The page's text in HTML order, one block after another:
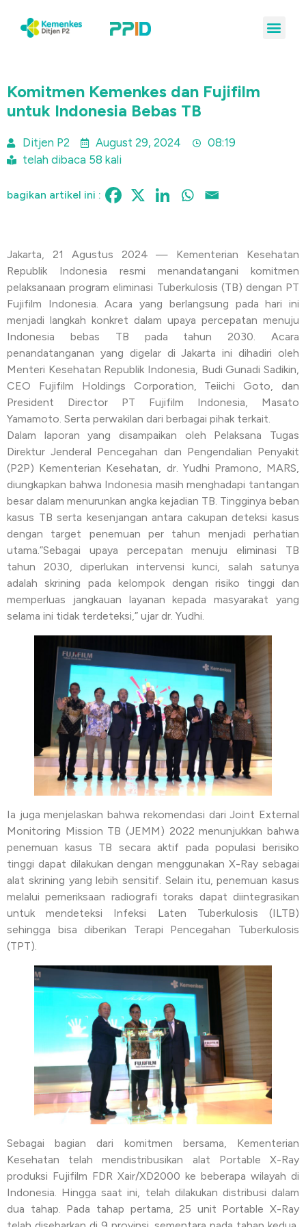
Komitmen Kemenkes dan Fujifilm
untuk Indonesia Bebas TB
Ditjen P2 August 29, 2024
08:19
telah dibaca 58 kali
bagikan artikel ini :
Jakarta, 21 Agustus 2024 — Kementerian Kesehatan
Republik Indonesia resmi menandatangani komitmen
pelaksanaan program eliminasi Tuberkulosis (TB) dengan PT
Fujifilm Indonesia. Acara yang berlangsung pada hari ini
menjadi langkah konkret dalam upaya percepatan menuju
Indonesia bebas TB pada tahun 2030. Acara
penandatanganan yang digelar di Jakarta ini dihadiri oleh
Menteri Kesehatan Republik Indonesia, Budi Gunadi Sadikin,
CEO Fujifilm Holdings Corporation, Teiichi Goto, dan
President Director PT Fujifilm Indonesia, Masato
Yamamoto. Serta perwakilan dari berbagai pihak terkait.
Dalam laporan yang disampaikan oleh Pelaksana Tugas
Direktur Jenderal Pencegahan dan Pengendalian Penyakit
(P2P) Kementerian Kesehatan, dr. Yudhi Pramono, MARS,
diungkapkan bahwa Indonesia masih menghadapi tantangan
besar dalam menurunkan angka kejadian TB. Tingginya beban
kasus TB serta kesenjangan antara cakupan deteksi kasus
dengan target penemuan per tahun menjadi perhatian
utama.”Sebagai upaya percepatan menuju eliminasi TB
tahun 2030, diperlukan intervensi kunci, salah satunya
adalah skrining pada kelompok dengan risiko tinggi dan
memperluas jangkauan layanan kepada masyarakat yang
selama ini tidak terdeteksi,” ujar dr. Yudhi.
Ia juga menjelaskan bahwa rekomendasi dari Joint External
Monitoring Mission TB (JEMM) 2022 menunjukkan bahwa
penemuan kasus TB secara aktif pada populasi berisiko
tinggi dapat dilakukan dengan menggunakan X-Ray sebagai
alat skrining yang lebih sensitif. Selain itu, penemuan kasus
melalui pemeriksaan radiografi toraks dapat diintegrasikan
untuk mendeteksi Infeksi Laten Tuberkulosis (ILTB)
sehingga bisa diberikan Terapi Pencegahan Tuberkulosis
(TPT).
Sebagai bagian dari komitmen bersama, Kementerian
Kesehatan telah mendistribusikan alat Portable X-Ray
produksi Fujifilm FDR Xair/XD2000 ke beberapa wilayah di
Indonesia. Hingga saat ini, telah dilakukan distribusi dalam
dua tahap. Pada tahap pertama, 25 unit Portable X-Ray